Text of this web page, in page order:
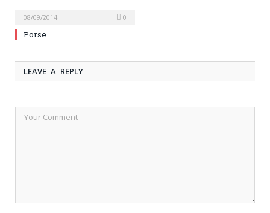
08/09/2014 0
Porse
LEAVE A REPLY